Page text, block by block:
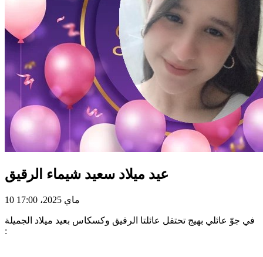
عيد ميلاد سعيد شيماء الرقيق
10 ماي 2025، 17:00
في جوّ عائلي بهيج تحتفل عائلتا الرقيق وكسكاس بعيد ميلاد الجميلة
: